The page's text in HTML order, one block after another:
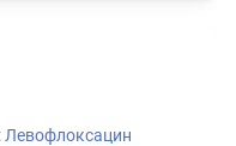
Левофлоксацин